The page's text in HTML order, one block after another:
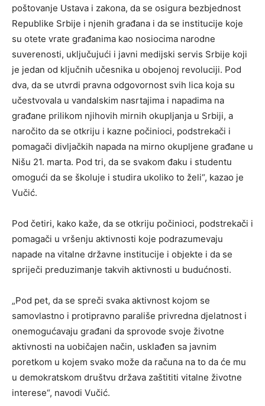
poštovanje Ustava i zakona, da se osigura bezbjednost
Republike Srbije i njenih građana i da se institucije koje
su otete vrate građanima kao nosiocima narodne
suverenosti, uključujući i javni medijski servis Srbije koji
je jedan od ključnih učesnika u obojenoj revoluciji. Pod
dva, da se utvrdi pravna odgovornost svih lica koja su
učestvovala u vandalskim nasrtajima i napadima na
građane prilikom njihovih mirnih okupljanja u Srbiji, a
naročito da se otkriju i kazne počinioci, podstrekači i
pomagači divljačkih napada na mirno okupljene građane u
Nišu 21. marta. Pod tri, da se svakom đaku i studentu
omogući da se školuje i studira ukoliko to želi“, kazao je
Vučić.
Pod četiri, kako kaže, da se otkriju počinioci, podstrekači i
pomagači u vršenju aktivnosti koje podrazumevaju
napade na vitalne državne institucije i objekte i da se
spriječi preduzimanje takvih aktivnosti u budućnosti.
„Pod pet, da se spreči svaka aktivnost kojom se
samovlastno i protipravno parališe privredna djelatnost i
onemogućavaju građani da sprovode svoje životne
aktivnosti na uobičajen način, usklađen sa javnim
poretkom u kojem svako može da računa na to da će mu
u demokratskom društvu država zaštititi vitalne životne
interese“, navodi Vučić.